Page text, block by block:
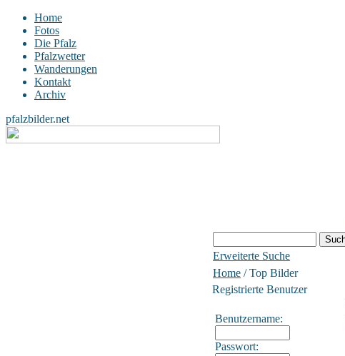
Home
Fotos
Die Pfalz
Pfalzwetter
Wanderungen
Kontakt
Archiv
pfalzbilder.net
Erweiterte Suche
Home / Top Bilder
Registrierte Benutzer
Benutzername:
Passwort: